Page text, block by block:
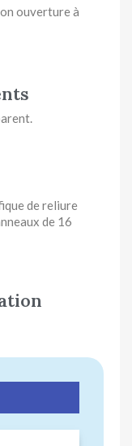
ouverture à
de reliure
de 16